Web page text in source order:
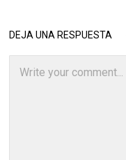
DEJA UNA RESPUESTA